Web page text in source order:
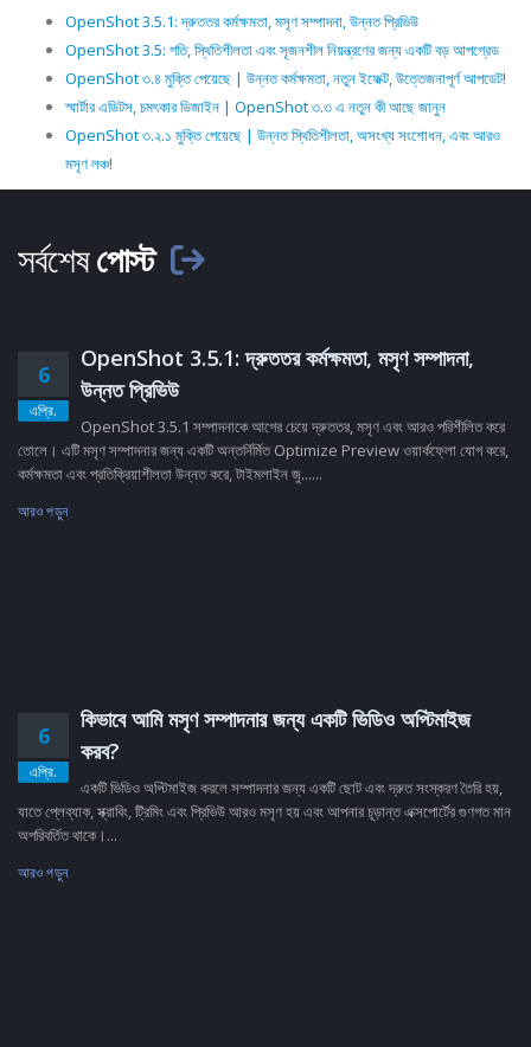
OpenShot 3.5.1: দ্রুততর কর্মক্ষমতা, মসৃণ সম্পাদনা, উন্নত প্রিভিউ
OpenShot 3.5: গতি, স্থিতিশীলতা এবং সৃজনশীল নিয়ন্ত্রণের জন্য একটি বড় আপগ্রেড
OpenShot ৩.৪ মুক্তি পেয়েছে | উন্নত কর্মক্ষমতা, নতুন ইফেক্ট, উত্তেজনাপূর্ণ আপডেট!
স্মার্টার এডিটস, চমৎকার ডিজাইন | OpenShot ৩.৩ এ নতুন কী আছে জানুন
OpenShot ৩.২.১ মুক্তি পেয়েছে | উন্নত স্থিতিশীলতা, অসংখ্য সংশোধন, এবং আরও
মসৃণ লঞ্চ!
সর্বশেষপোস্ট
6
এপ্রি.
OpenShot 3.5.1: দ্রুততর কর্মক্ষমতা, মসৃণ সম্পাদনা,
উন্নত প্রিভিউ
OpenShot 3.5.1 সম্পাদনাকে আগের চেয়ে দ্রুততর, মসৃণ এবং আরও পরিশীলিত করে
তোলে। এটি মসৃণ সম্পাদনার জন্য একটি অন্তর্নির্মিত Optimize Preview ওয়ার্কফ্লো যোগ করে,
কর্মক্ষমতা এবং প্রতিক্রিয়াশীলতা উন্নত করে, টাইমলাইন জু......
আরও পড়ুন
6
এপ্রি.
কিভাবে আমি মসৃণ সম্পাদনার জন্য একটি ভিডিও অপ্টিমাইজ
করব?
একটি ভিডিও অপ্টিমাইজ করলে সম্পাদনার জন্য একটি ছোট এবং দ্রুত সংস্করণ তৈরি হয়,
যাতে প্লেব্যাক, স্ক্রাবিং, ট্রিমিং এবং প্রিভিউ আরও মসৃণ হয় এবং আপনার চূড়ান্ত এক্সপোর্টের গুণগত মান
অপরিবর্তিত থাকে।...
আরও পড়ুন